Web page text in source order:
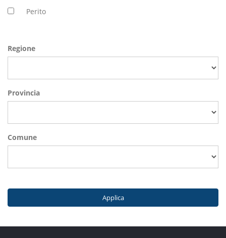
Perito
Regione
Provincia
Comune
Applica